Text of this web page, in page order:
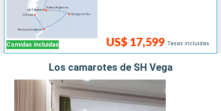
Comidas incluidas US$ 17,599 Tasas incluidas
Los camarotes de SH Vega